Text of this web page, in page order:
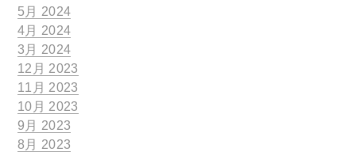
5月 2024
4月 2024
3月 2024
12月 2023
11月 2023
10月 2023
9月 2023
8月 2023